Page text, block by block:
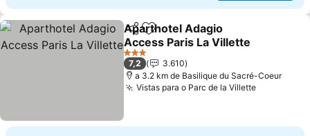
PartilharAdicionar aos favoritos
Aparthotel Adagio
Access Paris La Villette
Ver preços
3 Estrelas
7,2
3.610
a 3.2 km de Basilique du Sacré-Coeur
Vistas para o Parc de la VilletteVer